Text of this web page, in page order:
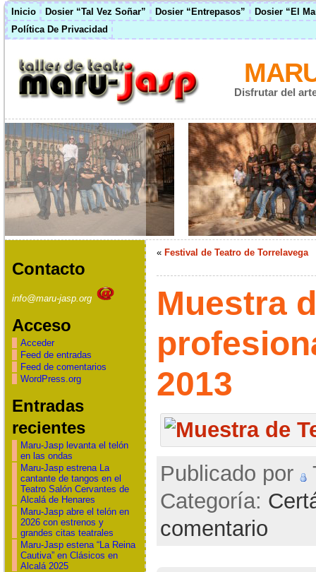
Inicio Dosier “Tal Vez Soñar” Dosier “Entrepasos”
Dosier “El
Política De Privacidad
Disfrutar del
Contacto
info@maru-jasp.org
Acceso
Acceder
Feed de entradas
Feed de comentarios
WordPress.org
Entradas
recientes
Maru-Jasp levanta el telón
en las ondas
Maru-Jasp estrena La
cantante de tangos en el
Teatro Salón Cervantes de
Alcalá de Henares
Maru-Jasp abre el telón en
2026 con estrenos y
grandes citas teatrales
Maru-Jasp estena “La Reina
Cautiva” en Clásicos en
Alcalá 2025
« Festival de Teatro de Torrelavega
Muestra
2013
Publicado por
Categoría:
comentario